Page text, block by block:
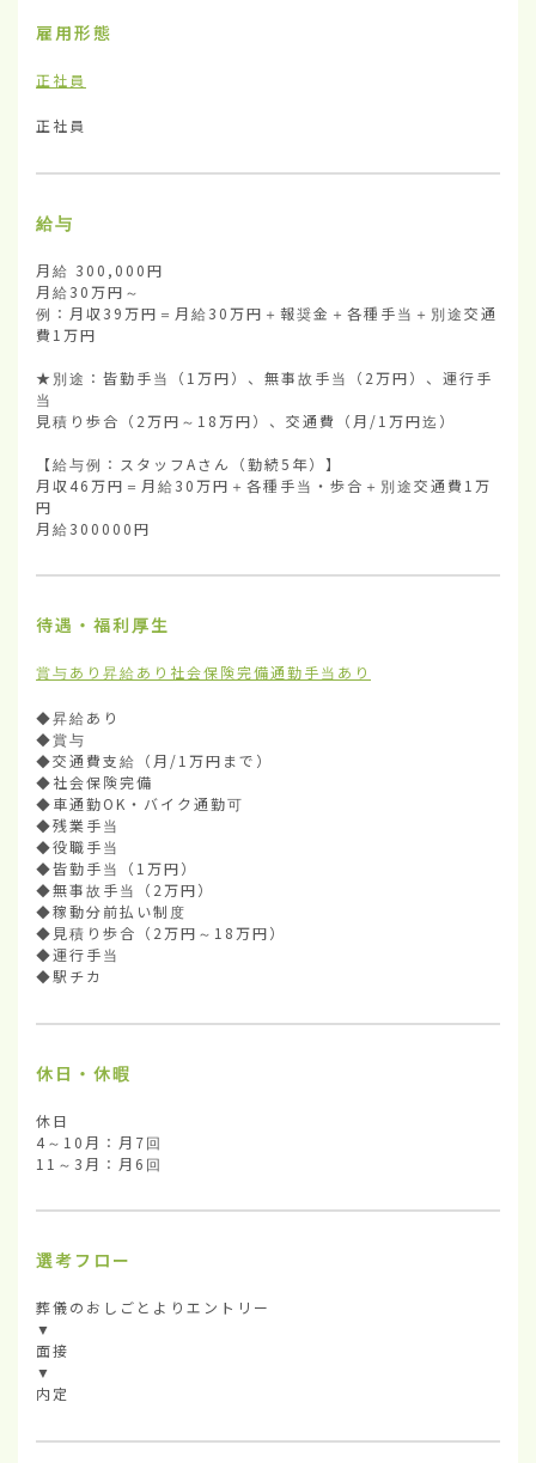
雇用形態
正社員
正社員
給与
月給 300,000円
月給30万円～
例：月収39万円＝月給30万円＋報奨金＋各種手当＋別途交通
費1万円
★別途：皆勤手当（1万円）、無事故手当（2万円）、運行手
当
見積り歩合（2万円～18万円）、交通費（月/1万円迄）
【給与例：スタッフAさん（勤続5年）】
月収46万円＝月給30万円＋各種手当・歩合＋別途交通費1万
円
月給300000円
待遇・福利厚生
賞与あり 昇給あり 社会保険完備通勤手当あり
◆昇給あり
◆賞与
◆交通費支給（月/1万円まで）
◆社会保険完備
◆車通勤OK・バイク通勤可
◆残業手当
◆役職手当
◆皆勤手当（1万円）
◆無事故手当（2万円）
◆稼動分前払い制度
◆見積り歩合（2万円～18万円）
◆運行手当
◆駅チカ
休日・休暇
休日
4～10月：月7回
11～3月：月6回
選考フロー
葬儀のおしごとよりエントリー
▼
面接
▼
内定